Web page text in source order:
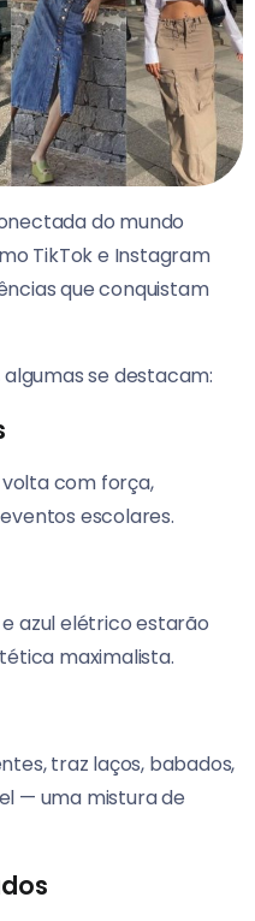
do mundo
TikTok e Instagram
que conquistam
se destacam:
com força,
escolares.
azul elétrico estarão
maximalista.
traz laços, babados,
— uma mistura de